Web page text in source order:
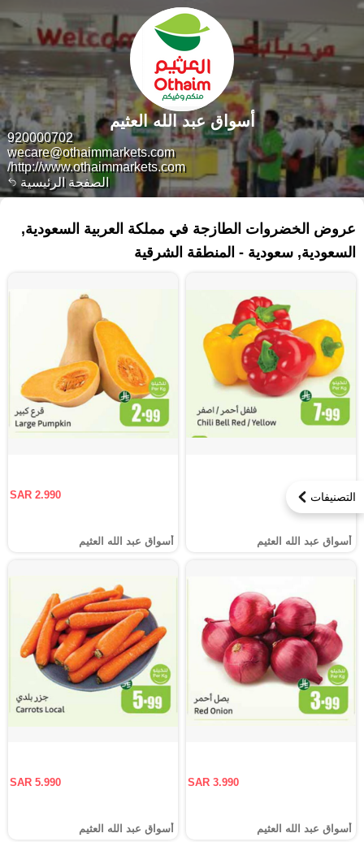
الصفحة الرئيسية
920000702
wecare@othaimmarkets.com
http://www.othaimmarkets.com/
أسواق عبد الله العثيم
التصنيفات
عروض الخضروات الطازجة في مملكة العربية السعودية,
السعودية, سعودية - المنطقة الشرقية
أسواق عبد الله العثيم
SAR 2.990
أسواق عبد الله العثيم
SAR 3.990
أسواق عبد الله العثيم
SAR 5.990
أسواق عبد الله العثيم